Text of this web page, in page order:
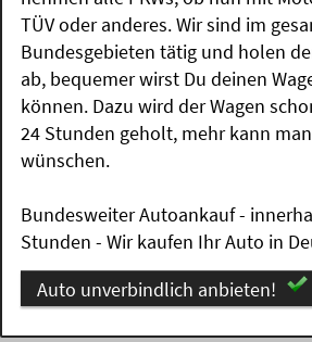
TÜV oder anderes. Wir sind im
Bundesgebieten tätig und holen
ab, bequemer wirst Du deinen
können. Dazu wird der Wagen
24 Stunden geholt, mehr kann
wünschen.
Bundesweiter Autoankauf -
Stunden - Wir kaufen Ihr Auto in
Auto unverbindlich anbieten!